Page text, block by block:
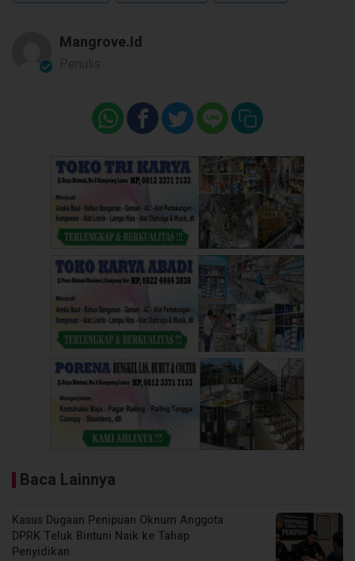
Mangrove.id
Baca Lainnya
Kasus Dugaan Penipuan Oknum Anggota
DPRK Teluk Bintuni Naik ke Tahap
Penyidikan